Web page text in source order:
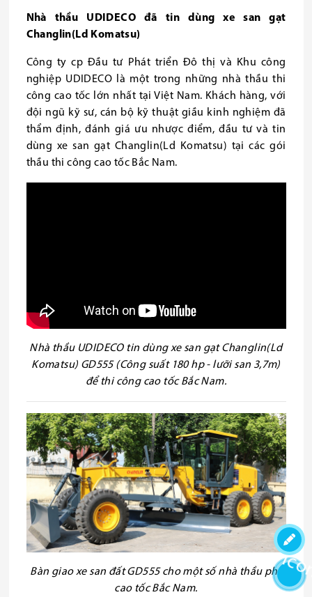
Nhà thầu UDIDECO
đã tin dùng xe san gạt
Changlin(Ld Komatsu)
Công ty cp Đầu tư Phát triển Đô thị và Khu công
nghiệp UDIDECO là một trong những nhà thầu thi
công cao tốc lớn nhất tại Việt Nam. Khách hàng, với
đội ngũ kỹ sư, cán bộ kỹ thuật giầu kinh nghiệm đã
thẩm định, đánh giá ưu nhược điểm, đầu tư và tin
dùng xe san gạt Changlin(Ld Komatsu) tại các gói
thầu thi công cao tốc Bắc Nam.
Nhà thầu UDIDECO tin dùng xe san gạt Changlin(Ld
Komatsu) GD555 (Công suất 180 hp - lưỡi san 3,7m)
để thi công cao tốc Bắc Nam.
Bàn giao xe san đất GD555 cho một số nhà thầu phụ
cao tốc Bắc Nam.